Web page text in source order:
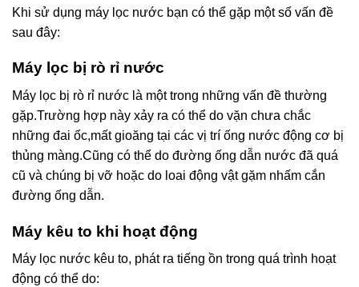
Khi sử dụng máy lọc nước bạn có thể gặp một số vấn đề
sau đây:
Máy lọc bị rò rỉ nước
Máy lọc bị rò rỉ nước là một trong những vấn đề thường
gặp.Trường hợp này xảy ra có thể do vặn chưa chắc
những đai ốc,mất gioăng tại các vị trí ống nước động cơ bị
thủng màng.Cũng có thể do đường ống dẫn nước đã quá
cũ và chúng bị vỡ hoặc do loai động vật gặm nhấm cắn
đường ống dẫn.
Máy kêu to khi hoạt động
Máy lọc nước kêu to, phát ra tiếng ồn trong quá trình hoạt
động có thể do: